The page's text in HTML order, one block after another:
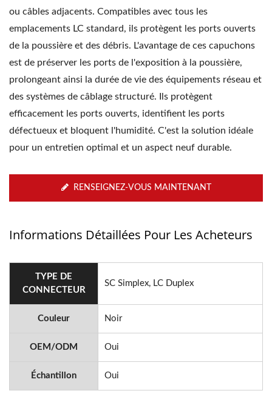
ou câbles adjacents. Compatibles avec tous les
emplacements LC standard, ils protègent les ports ouverts
de la poussière et des débris. L'avantage de ces capuchons
est de préserver les ports de l'exposition à la poussière,
prolongeant ainsi la durée de vie des équipements réseau et
des systèmes de câblage structuré. Ils protègent
efficacement les ports ouverts, identifient les ports
défectueux et bloquent l'humidité. C'est la solution idéale
pour un entretien optimal et un aspect neuf durable.
RENSEIGNEZ-VOUS MAINTENANT
Informations Détaillées Pour Les Acheteurs
TYPE DE
CONNECTEUR
SC Simplex, LC Duplex
Couleur Noir
OEM/ODM Oui
Échantillon Oui